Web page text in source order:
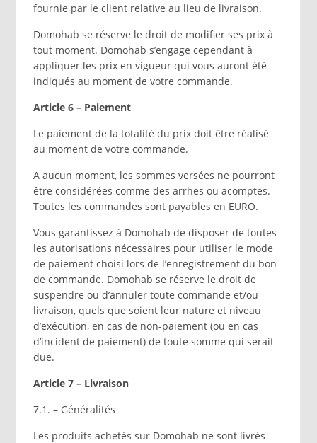
fournie par le client relative au lieu de livraison.
Domohab se réserve le droit de modifier ses prix à
tout moment. Domohab s’engage cependant à
appliquer les prix en vigueur qui vous auront été
indiqués au moment de votre commande.
Article 6 – Paiement
Le paiement de la totalité du prix doit être réalisé
au moment de votre commande.
A aucun moment, les sommes versées ne pourront
être considérées comme des arrhes ou acomptes.
Toutes les commandes sont payables en EURO.
Vous garantissez à Domohab de disposer de toutes
les autorisations nécessaires pour utiliser le mode
de paiement choisi lors de l’enregistrement du bon
de commande. Domohab se réserve le droit de
suspendre ou d’annuler toute commande et/ou
livraison, quels que soient leur nature et niveau
d’exécution, en cas de non-paiement (ou en cas
d’incident de paiement) de toute somme qui serait
due.
Article 7 – Livraison
7.1. – Généralités
Les produits achetés sur Domohab ne sont livrés